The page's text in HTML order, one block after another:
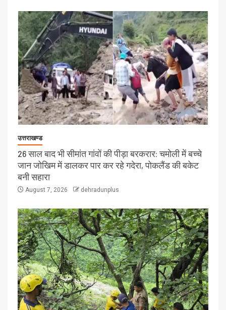
उत्तराखण्ड
26 साल बाद भी सीमांत गांवों की पीड़ा बरकरार: चमोली में बच्चे
जान जोखिम में डालकर पार कर रहे गदेरा, पोकलैंड की बकेट
बनी सहारा
August 7, 2026 dehradunplus